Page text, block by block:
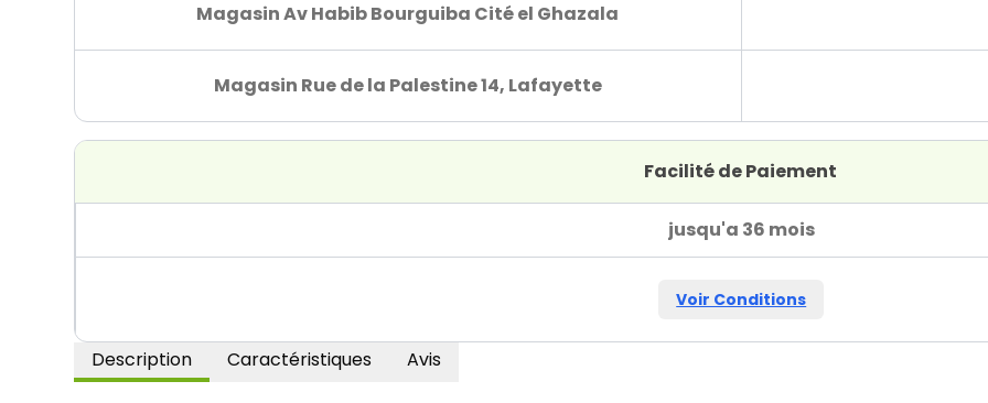
Magasin Av Habib Bourguiba Cité el Ghazala
Magasin Rue de la Palestine 14, Lafayette
Facilité de Paiement
jusqu'a 36 mois
Voir Conditions
Description Caractéristiques Avis